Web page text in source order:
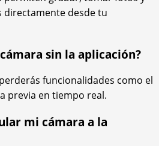
desde tu
sin la aplicación?
funcionalidades como el
previa en tiempo real.
mi cámara a la